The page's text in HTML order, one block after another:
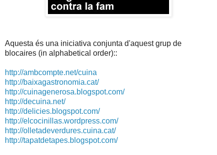
Aquesta és una iniciativa conjunta d'aquest grup de
blocaires (in alphabetical order)::
http://ambcompte.net/cuina
http://baixagastronomia.cat/
http://cuinagenerosa.blogspot.com/
http://decuina.net/
http://delicies.blogspot.com/
http://elcocinillas.wordpress.com/
http://olletadeverdures.cuina.cat/
http://tapatdetapes.blogspot.com/